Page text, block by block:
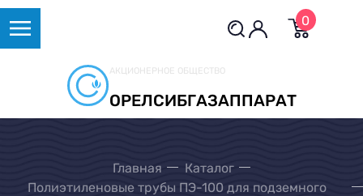
0
АКЦИОНЕРНОЕ ОБЩЕСТВО
ОРЕЛСИБГАЗАППАРАТ
Главная
Каталог
Полиэтиленовые трубы ПЭ-100 для подземного